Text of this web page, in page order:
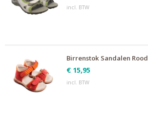
incl. BTW
Birrenstok Sandalen Rood
€ 15,95
incl. BTW